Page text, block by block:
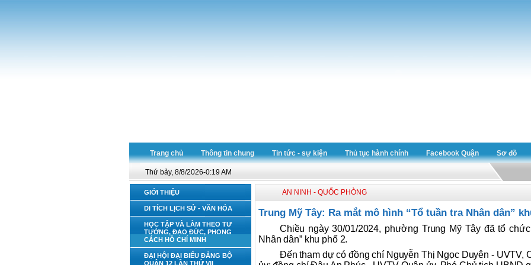
Trang chủ Thông tin chung Tin tức - sự kiện Thủ tục hành chính Facebook Quận Sơ đồ
Thứ bảy, 8/8/2026-0:19 AM
GIỚI THIỆU
DI TÍCH LỊCH SỬ - VĂN HÓA
HỌC TẬP VÀ LÀM THEO TƯ
TƯỞNG, ĐẠO ĐỨC, PHONG
CÁCH HỒ CHÍ MINH
ĐẠI HỘI ĐẠI BIỂU ĐẢNG BỘ
QUẬN 12 LẦN THỨ VII
AN NINH - QUỐC PHÒNG
Trung Mỹ Tây: Ra mắt mô hình “Tổ tuần tra Nhân dân”
Chiều ngày 30/01/2024, phường Trung Mỹ Tây đã tổ
Nhân dân” khu phố 2.
Đến tham dự có đồng chí Nguyễn Thị Ngọc Duyên - UVTV,